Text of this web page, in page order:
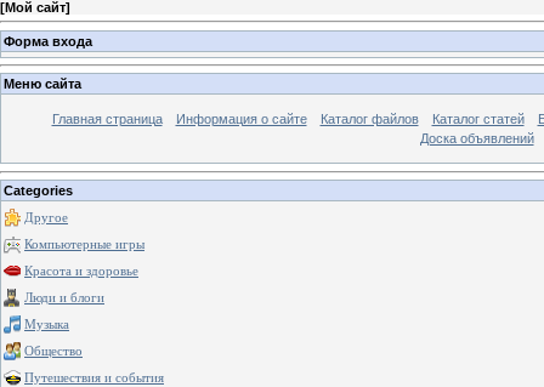
[Мой сайт]
Форма входа
Меню сайта
Главная страница Информация о сайте Каталог файлов Каталог статей
Доска объявлений
Categories
Другое
Компьютерные игры
Красота и здоровье
Люди и блоги
Музыка
Общество
Путешествия и события